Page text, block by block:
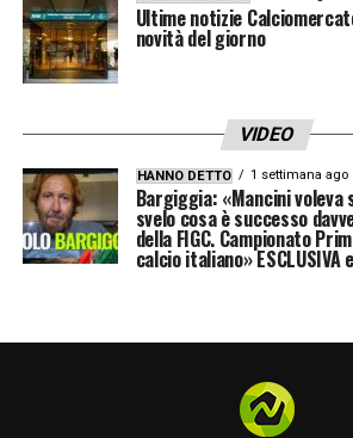
Ultime notizie
novità del giorno
VIDEO
HANNO DETTO 1 settimana ago
Bargiggia: «Mancini voleva
svelo cosa è successo
della FIGC. Campionato
calcio italiano» ESCLUSIVA